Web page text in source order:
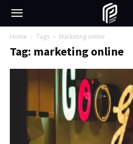
Home Tags Marketing online
Tag: marketing online